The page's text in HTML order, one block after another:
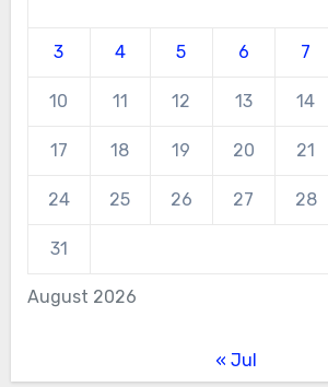
August 2026
3 4 5 6 7
10 11 12 13 14
17 18 19 20 21
24 25 26 27 28
31
« Jul